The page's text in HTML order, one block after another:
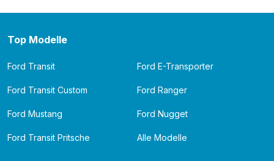
Top Modelle
Ford Transit Ford E-Transporter
Ford Transit Custom Ford Ranger
Ford Mustang Ford Nugget
Ford Transit Pritsche Alle Modelle